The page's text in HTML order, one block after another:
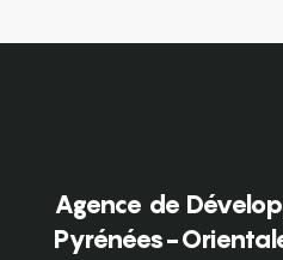
Agence de
Pyrénées-